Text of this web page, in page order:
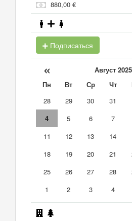
880,00 €
Подписаться
« Август 2025
Пн Вт Ср Чт
28
29 30 31
4
5 6 7
11
12 13 14
18
19 20 21
25
26 27 28
1
2 3 4